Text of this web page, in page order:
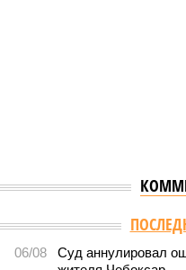
Версия //Общество //
В